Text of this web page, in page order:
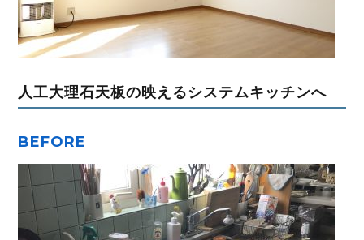
人工大理石天板の映えるシステムキッチンへ
BEFORE